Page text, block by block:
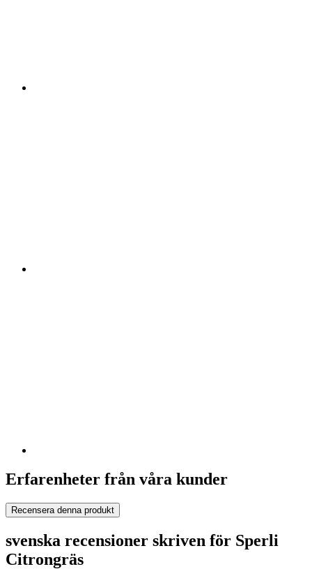
Erfarenheter från våra kunder
Recensera denna produkt
svenska recensioner skriven för Sperli
Citrongräs